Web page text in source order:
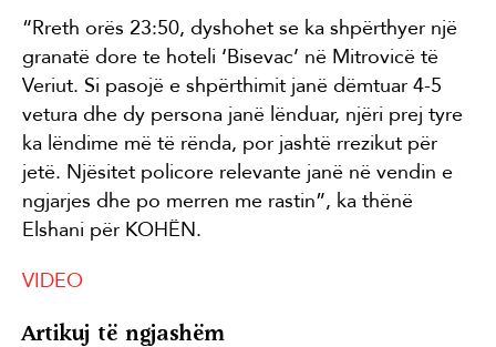
“Rreth orës 23:50, dyshohet se ka shpërthyer një
granatë dore te hoteli ‘Bisevac’ në Mitrovicë të
Veriut. Si pasojë e shpërthimit janë dëmtuar 4-5
vetura dhe dy persona janë lënduar, njëri prej tyre
ka lëndime më të rënda, por jashtë rrezikut për
jetë. Njësitet policore relevante janë në vendin e
ngjarjes dhe po merren me rastin”, ka thënë
Elshani për KOHËN.
VIDEO
Artikuj të ngjashëm